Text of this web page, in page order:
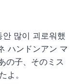
많이 괴로워했
ハンドンアン マ
の子、そのミス
よ。